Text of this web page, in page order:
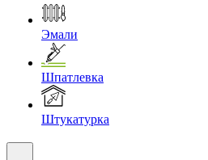
Эмали
Шпатлевка
Штукатурка